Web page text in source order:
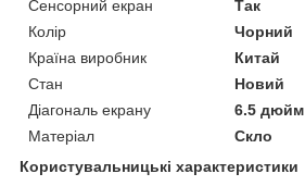
Сенсорний екран
Так
Колір
Чорний
Країна виробник
Китай
Стан
Новий
Діагональ екрану
6.5 дюйм
Матеріал
Скло
Користувальницькі характеристики